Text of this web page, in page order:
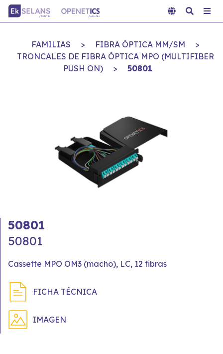
FAMILIAS > FIBRA ÓPTICA MM/SM
>
TRONCALES DE FIBRA ÓPTICA MPO (MULTIFIBER
PUSH ON)
> 50801
50801
50801
Cassette MPO OM3 (macho), LC, 12 fibras
FICHA TÉCNICA
IMAGEN